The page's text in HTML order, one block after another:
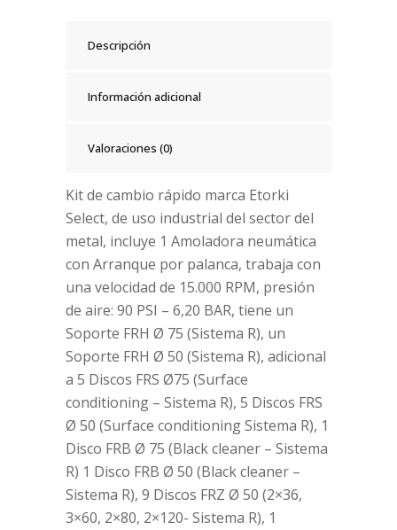
Descripción
Información adicional
Valoraciones (0)
Kit de cambio rápido marca Etorki
Select, de uso industrial del sector del
metal, incluye 1 Amoladora neumática
con Arranque por palanca, trabaja con
una velocidad de 15.000 RPM, presión
de aire: 90 PSI – 6,20 BAR, tiene un
Soporte FRH Ø 75 (Sistema R), un
Soporte FRH Ø 50 (Sistema R), adicional
a 5 Discos FRS Ø75 (Surface
conditioning – Sistema R), 5 Discos FRS
Ø 50 (Surface conditioning Sistema R), 1
Disco FRB Ø 75 (Black cleaner – Sistema
R) 1 Disco FRB Ø 50 (Black cleaner –
Sistema R), 9 Discos FRZ Ø 50 (2×36,
3×60, 2×80, 2×120- Sistema R), 1